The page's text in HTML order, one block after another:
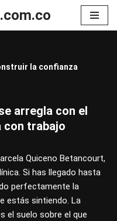
la confianza
arregla con el
con trabajo
Quiceno Betancourt,
Si has llegado hasta
perfectamente la
estás sintiendo. La
el suelo sobre el que